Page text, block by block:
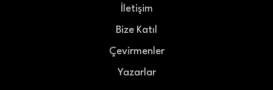
İletişim
Bize Katıl
Çevirmenler
Yazarlar